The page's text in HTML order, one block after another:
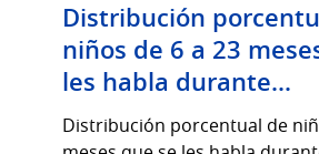
Distribución
niños de 6 a 23
les habla durante...
Distribución porcentual de